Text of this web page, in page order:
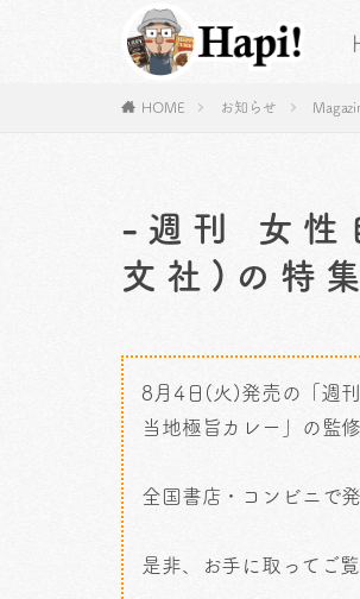
HOME お知らせ
-週刊 女性
文社)の特
8月4日(火)発売の「週
当地極旨カレー」の監
全国書店・コンビニで発
是非、お手に取ってご